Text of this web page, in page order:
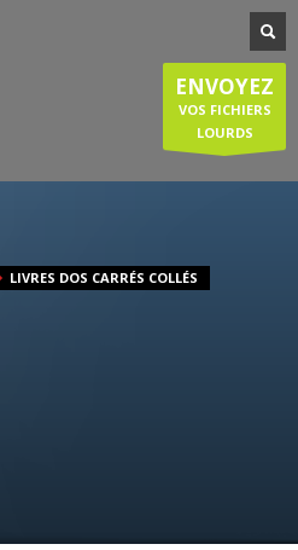
dans la cartographie, les
compétente en infographie, en
grâce à nos presses numériques
également des sites internet et
des entreprises et particuliers.
ENVOYEZ
VOS FICHIERS
LOURDS
LIVRES DOS CARRÉS COLLÉS